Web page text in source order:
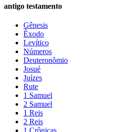
antigo testamento
Gênesis
Êxodo
Levítico
Números
Deuteronômio
Josué
Juízes
Rute
1 Samuel
2 Samuel
1 Reis
2 Reis
1 Crônicas